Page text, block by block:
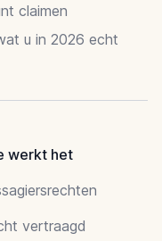
claimen
u in 2026 echt
werkt het
vertraagd